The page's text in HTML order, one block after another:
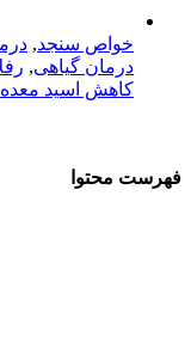
خواص سنجد,
درمان گیاهی,
کاهش اسید معده
فهرست محتوا